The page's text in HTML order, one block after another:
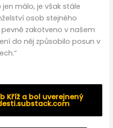
málo, je však stále
osob stejného
zakotveno v našem
do něj způsobilo posun v
Kříž a bol uverejnený